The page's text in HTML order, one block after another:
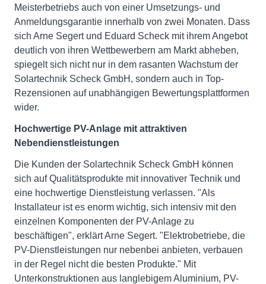
Meisterbetriebs auch von einer Umsetzungs- und
Anmeldungsgarantie innerhalb von zwei Monaten. Dass
sich Arne Segert und Eduard Scheck mit ihrem Angebot
deutlich von ihren Wettbewerbern am Markt abheben,
spiegelt sich nicht nur in dem rasanten Wachstum der
Solartechnik Scheck GmbH, sondern auch in Top-
Rezensionen auf unabhängigen Bewertungsplattformen
wider.
Hochwertige PV-Anlage mit attraktiven
Nebendienstleistungen
Die Kunden der Solartechnik Scheck GmbH können
sich auf Qualitätsprodukte mit innovativer Technik und
eine hochwertige Dienstleistung verlassen. "Als
Installateur ist es enorm wichtig, sich intensiv mit den
einzelnen Komponenten der PV-Anlage zu
beschäftigen", erklärt Arne Segert. "Elektrobetriebe, die
PV-Dienstleistungen nur nebenbei anbieten, verbauen
in der Regel nicht die besten Produkte." Mit
Unterkonstruktionen aus langlebigem Aluminium, PV-